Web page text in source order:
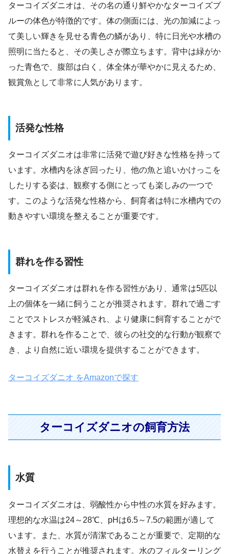
ターコイズダニオは、その名の通り鮮やかなターコイズブ
ルーの体色が特徴的です。体の側面には、光の加減によっ
て美しい輝きを見せる青色の鱗があり、特に日光や水槽の
照明に当たると、その美しさが際立ちます。背中は緑がか
った青色で、腹部は白く、体全体が華やかに見えるため、
観賞魚として非常に人気があります。
活発な性格
ターコイズダニオは非常に活発で遊び好きな性格を持って
います。水槽内を泳ぎ回ったり、他の魚と追いかけっこを
したりする姿は、観察する側にとっても楽しみの一つで
す。このような活発な性格から、飼育者は特に水槽内での
動きやすい環境を整えることが重要です。
群れを作る習性
ターコイズダニオは群れを作る習性があり、通常は5匹以
上の個体を一緒に飼うことが推奨されます。群れで過ごす
ことでストレスが軽減され、より健康に飼育することがで
きます。群れを作ることで、彼らの社交的な行動が観察で
き、より自然に近い環境を提供することができます。
ターコイズダニオ をAmazonで探す
ターコイズダニオの飼育方法
水質
ターコイズダニオは、弱酸性から中性の水質を好みます。
理想的な水温は24～28℃、pHは6.5～7.5の範囲が適して
います。また、水質が清潔であることが重要で、定期的な
水替えを行うことが推奨されます。水のフィルターリング